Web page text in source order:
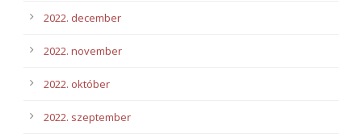
2022. december
2022. november
2022. október
2022. szeptember